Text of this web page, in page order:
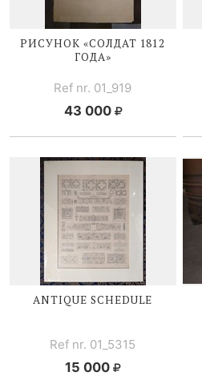
РИСУНОК «СОЛДАТ 1812
ГОДА»
Ref nr. 01_919
43 000
ANTIQUE SCHEDULE
Ref nr. 01_5315
15 000